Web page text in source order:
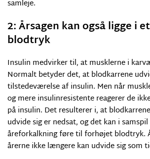
samleje.
2: Årsagen kan også ligge i
blodtryk
Insulin medvirker til, at musklerne i
Normalt betyder det, at blodkarrene
tilstedeværelse af insulin. Men når
og mere insulinresistente reagerer de
på insulin. Det resulterer i, at
udvide sig er nedsat, og det kan i
åreforkalkning føre til forhøjet blodtryk.
årerne ikke længere kan udvide sig som